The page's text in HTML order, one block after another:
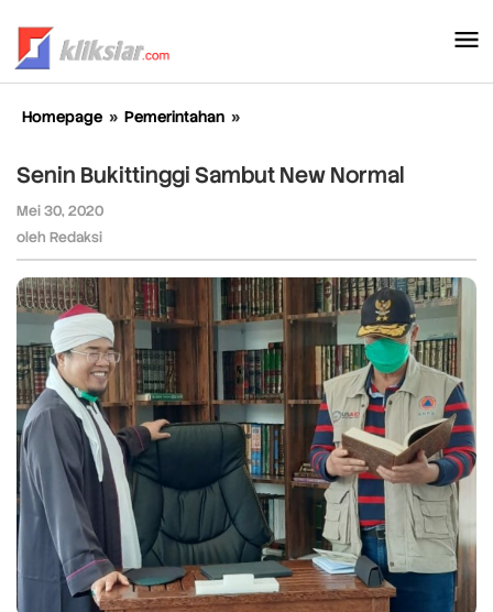
konten
Homepage » Pemerintahan »
Sambut
New
Senin Bukittinggi Sambut New Normal
Mei 30, 2020
oleh Redaksi